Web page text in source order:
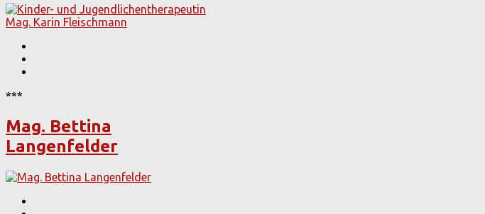
***
Mag. Bettina
Langenfelder